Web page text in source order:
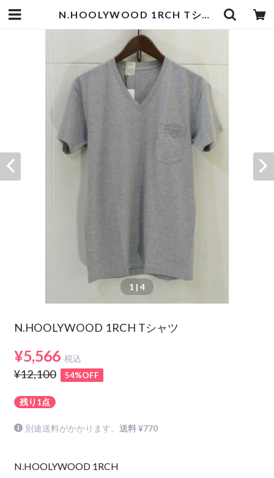
N.HOOLYWOOD 1RCH Tシャツ | goodbadstore
1 | 4
N.HOOLYWOOD 1RCH Tシャツ
¥5,566 税込
¥12,100 54%OFF
残り1点
別途送料がかかります。送料 ¥770
N.HOOLYWOOD 1RCH